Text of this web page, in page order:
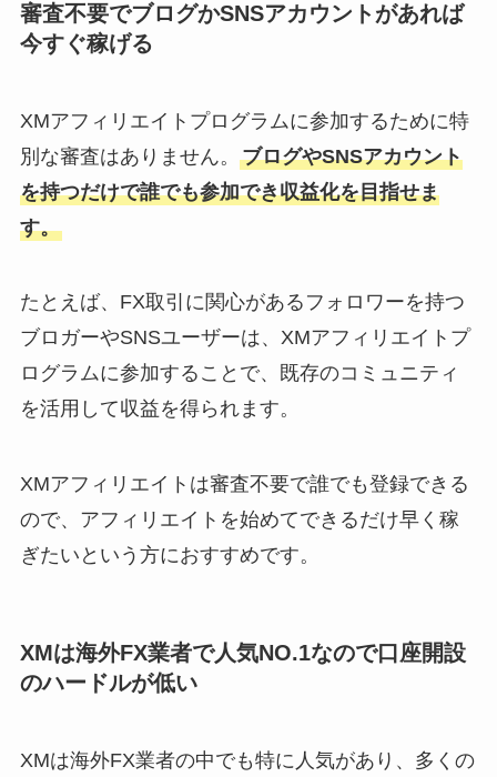
審査不要でブログかSNSアカウントがあれば
今すぐ稼げる
XMアフィリエイトプログラムに参加するために特
別な審査はありません。 ブログやSNSアカウント
を持つだけで誰でも参加でき収益化を目指せま
す。
たとえば、FX取引に関心があるフォロワーを持つ
ブロガーやSNSユーザーは、XMアフィリエイトプ
ログラムに参加することで、既存のコミュニティ
を活用して収益を得られます。
XMアフィリエイトは審査不要で誰でも登録できる
ので、アフィリエイトを始めてできるだけ早く稼
ぎたいという方におすすめです。
XMは海外FX業者で人気NO.1なので口座開設
のハードルが低い
XMは海外FX業者の中でも特に人気があり、多くの